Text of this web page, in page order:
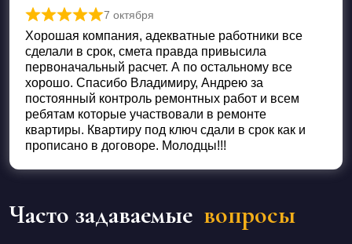
Оценка из 5
7 октября
Хорошая компания, адекватные работники все
сделали в срок, смета правда привысила
первоначальный расчет. А по остальному все
хорошо. Спасибо Владимиру, Андрею за
постоянный контроль ремонтных работ и всем
ребятам которые участвовали в ремонте
квартиры. Квартиру под ключ сдали в срок как и
прописано в договоре. Молодцы!!!
Часто задаваемые вопросы